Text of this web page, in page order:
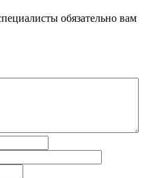
обязательно вам